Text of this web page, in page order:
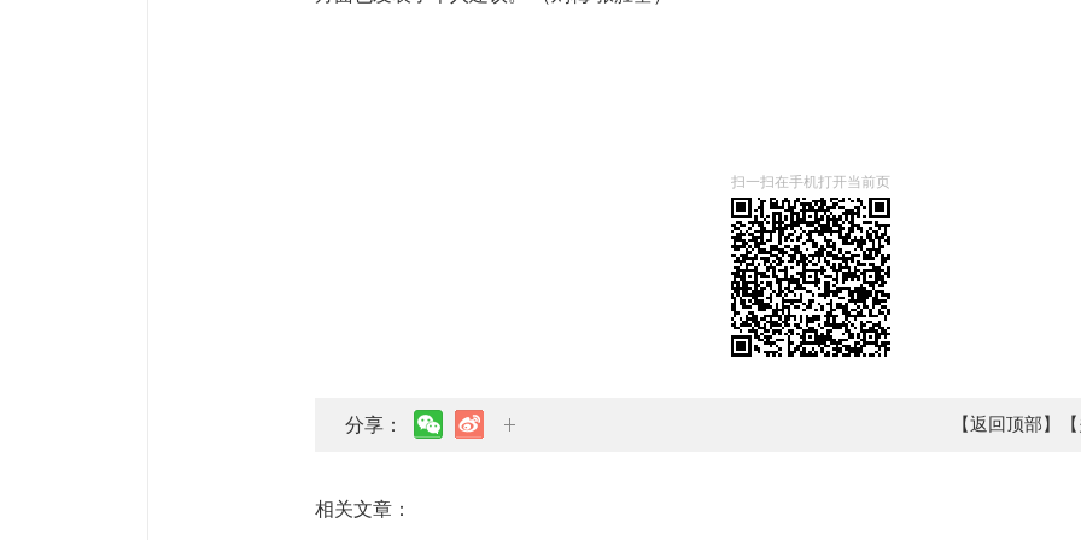
扫一扫在手机打开当前页
分享： 【返回顶部】
相关文章：